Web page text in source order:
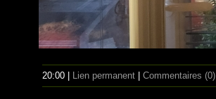
20:00 | Lien permanent Commentaires (0)